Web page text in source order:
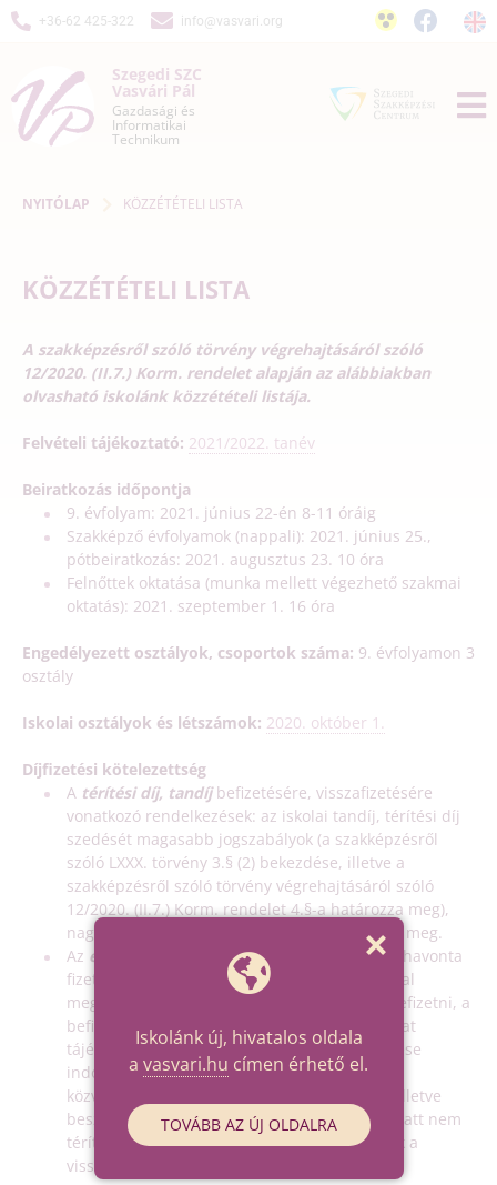
+36-62 425-322 info@vasvari.org
Szegedi SZC
Vasvári Pál
Gazdasági és
Informatikai
Technikum
NYITÓLAP KÖZZÉTÉTELI LISTA
KÖZZÉTÉTELI LISTA
A szakképzésről szóló törvény végrehajtásáról szóló
12/2020. (II.7.) Korm. rendelet alapján az alábbiakban
olvasható iskolánk közzétételi listája.
Felvételi tájékoztató: 2021/2022. tanév
Beiratkozás időpontja
9. évfolyam: 2021. június 22-én 8-11 óráig
Szakképző évfolyamok (nappali): 2021. június 25.,
pótbeiratkozás: 2021. augusztus 23. 10 óra
Felnőttek oktatása (munka mellett végezhető szakmai
oktatás): 2021. szeptember 1. 16 óra
Engedélyezett osztályok, csoportok száma: 9. évfolyamon 3
osztály
Iskolai osztályok és létszámok: 2020. október 1.
Díjfizetési kötelezettség
A térítési díj, tandíj befizetésére, visszafizetésére
vonatkozó rendelkezések: az iskolai tandíj, térítési díj
szedését magasabb jogszabályok (a szakképzésről
szóló LXXX. törvény 3.§ (2) bekezdése, illetve a
szakképzésről szóló törvény végrehajtásáról szóló
12/2020. (II.7.) Korm. rendelet 4.§-a határozza meg),
nagyságát a kancellár tanévenként határozza meg.
Az étkezés díját
az iskola tanulói és dolgozói havonta
fizetik. Az étkezési térítési díjakat az NGSZ által
meghatározott időszakban és módon lehet befizetni, a
befizetés időpontjáról a szülőket és a tanulókat
tájékoztatni kell. A díjak esetleges visszafizetése
indokolt esetben, kérelem alapján történhet,
közvetlenül az érintettnek (vagy szülőjének), illetve
beszámítható a következő időszakra. 100 Ft alatt nem
térítünk vissza, 100 Ft felett számlára történik a
visszautalás.
Iskolánk új, hivatalos oldala
a vasvari.hu címen érhető el.
TOVÁBB AZ ÚJ OLDALRA